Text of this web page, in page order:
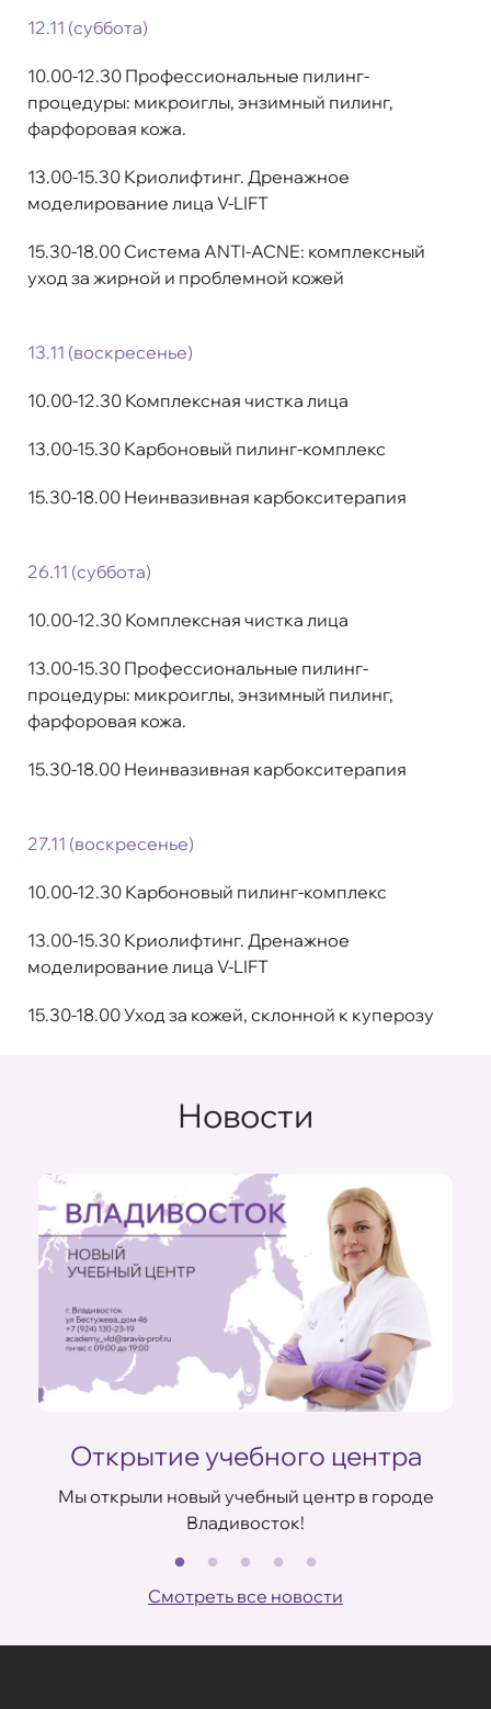
12.11 (суббота)
10.00-12.30 Профессиональные пилинг-
процедуры: микроиглы, энзимный пилинг,
фарфоровая кожа.
13.00-15.30 Криолифтинг. Дренажное
моделирование лица V-LIFT
15.30-18.00 Система ANTI-ACNE: комплексный
уход за жирной и проблемной кожей
13.11 (воскресенье)
10.00-12.30 Комплексная чистка лица
13.00-15.30 Карбоновый пилинг-комплекс
15.30-18.00 Неинвазивная карбокситерапия
26.11 (суббота)
10.00-12.30 Комплексная чистка лица
13.00-15.30 Профессиональные пилинг-
процедуры: микроиглы, энзимный пилинг,
фарфоровая кожа.
15.30-18.00 Неинвазивная карбокситерапия
27.11 (воскресенье)
10.00-12.30 Карбоновый пилинг-комплекс
13.00-15.30 Криолифтинг. Дренажное
моделирование лица V-LIFT
15.30-18.00 Уход за кожей, склонной к куперозу
Новости
Открытие учебного центра
Мы открыли новый учебный центр в городе
Владивосток!
Смотреть все новости